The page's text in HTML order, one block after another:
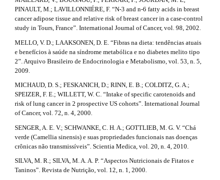
s
#
#
PINAULT, M.; LAVILLONNIÉRE, F. “N-3 and n-6 fatty acids in breast
cancer adipose tissue and relative risk of breast cancer in a case-control
study in Tours, France”. International Journal of Cancer, vol. 98, 2002.
MELLO, V. D.; LAAKSONEN, D. E. “Fibras na dieta: tendências atuais
e benefícios à saúde na síndrome metabólica e no diabetes melito tipo
2”. Arquivo Brasileiro de Endocrinologia e Metabolismo, vol. 53, n. 5,
2009.
MICHAUD, D. S.; FESKANICH, D.; RINN, E. B.; COLDITZ, G. A.;
SPEIZER, F. E.; WILLETT, W. C. “Intake of specific carotenoids and
risk of lung cancer in 2 prospective US cohorts”. International Journal
of Cancer, vol. 72, n. 4, 2000.
SENGER, A. E. V.; SCHWANKE, C. H. A.; GOTTLIEB, M. G. V. “Chá
verde (Camellia sinensis) e suas propriedades funcionais nas doenças
crônicas não transmissíveis”. Scientia Medica, vol. 20, n. 4, 2010.
SILVA, M. R.; SILVA, M. A. A. P. “Aspectos Nutricionais de Fitatos e
Taninos”. Revista de Nutrição, vol. 12, n. 1, 2000.